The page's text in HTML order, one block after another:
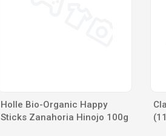
Holle Bio-Organic Happy
Sticks Zanahoria Hinojo 100g